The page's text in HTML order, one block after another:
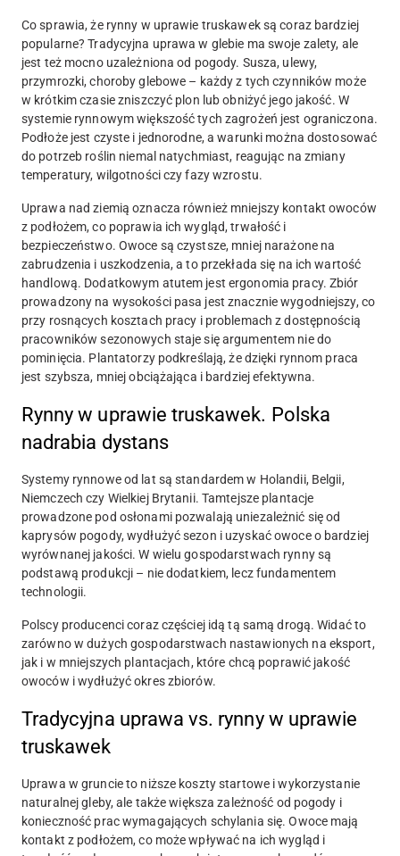
Co sprawia, że rynny w uprawie truskawek są coraz bardziej
popularne? Tradycyjna uprawa w glebie ma swoje zalety, ale
jest też mocno uzależniona od pogody. Susza, ulewy,
przymrozki, choroby glebowe – każdy z tych czynników może
w krótkim czasie zniszczyć plon lub obniżyć jego jakość. W
systemie rynnowym większość tych zagrożeń jest ograniczona.
Podłoże jest czyste i jednorodne, a warunki można dostosować
do potrzeb roślin niemal natychmiast, reagując na zmiany
temperatury, wilgotności czy fazy wzrostu.
Uprawa nad ziemią oznacza również mniejszy kontakt owoców
z podłożem, co poprawia ich wygląd, trwałość i
bezpieczeństwo. Owoce są czystsze, mniej narażone na
zabrudzenia i uszkodzenia, a to przekłada się na ich wartość
handlową. Dodatkowym atutem jest ergonomia pracy. Zbiór
prowadzony na wysokości pasa jest znacznie wygodniejszy, co
przy rosnących kosztach pracy i problemach z dostępnością
pracowników sezonowych staje się argumentem nie do
pominięcia. Plantatorzy podkreślają, że dzięki rynnom praca
jest szybsza, mniej obciążająca i bardziej efektywna.
Rynny w uprawie truskawek. Polska
nadrabia dystans
Systemy rynnowe od lat są standardem w Holandii, Belgii,
Niemczech czy Wielkiej Brytanii. Tamtejsze plantacje
prowadzone pod osłonami pozwalają uniezależnić się od
kaprysów pogody, wydłużyć sezon i uzyskać owoce o bardziej
wyrównanej jakości. W wielu gospodarstwach rynny są
podstawą produkcji – nie dodatkiem, lecz fundamentem
technologii.
Polscy producenci coraz częściej idą tą samą drogą. Widać to
zarówno w dużych gospodarstwach nastawionych na eksport,
jak i w mniejszych plantacjach, które chcą poprawić jakość
owoców i wydłużyć okres zbiorów.
Tradycyjna uprawa vs. rynny w uprawie
truskawek
Uprawa w gruncie to niższe koszty startowe i wykorzystanie
naturalnej gleby, ale także większa zależność od pogody i
konieczność prac wymagających schylania się. Owoce mają
kontakt z podłożem, co może wpływać na ich wygląd i